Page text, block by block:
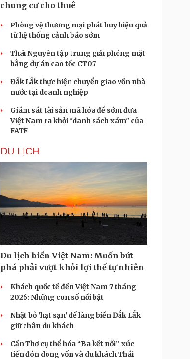
chung cư cho thuê
Phòng vệ thương mại phát huy hiệu quả
từ hệ thống cảnh báo sớm
Thái Nguyên tập trung giải phóng mặt
bằng dự án cao tốc CT07
Đắk Lắk thực hiện chuyển giao vốn nhà
nước tại doanh nghiệp
Giám sát tài sản mã hóa để sớm đưa
Việt Nam ra khỏi "danh sách xám" của
FATF
DU LỊCH
Du lịch biển Việt Nam: Muốn bứt
phá phải vượt khỏi lợi thế tự nhiên
Khách quốc tế đến Việt Nam 7 tháng
2026: Những con số nổi bật
Nhặt bỏ 'hạt sạn' để làng biển Đắk Lắk
giữ chân du khách
Cần Thơ cụ thể hóa “Ba kết nối”, xúc
tiến đón dòng vốn và du khách Thái